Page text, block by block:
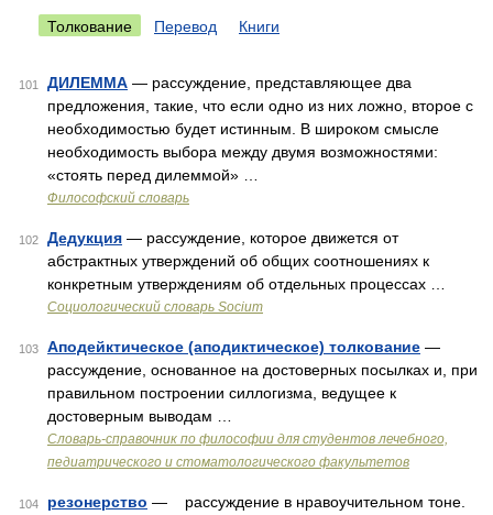
Толкование Перевод Книги
101 ДИЛЕММА — рассуждение, представляющее два
предложения, такие, что если одно из них ложно, второе с
необходимостью будет истинным. В широком смысле
необходимость выбора между двумя возможностями:
«стоять перед дилеммой» …
Философский словарь
102 Дедукция — рассуждение, которое движется от
абстрактных утверждений об общих соотношениях к
конкретным утверждениям об отдельных процессах …
Социологический словарь Socium
103 Аподейктическое (аподиктическое) толкование —
рассуждение, основанное на достоверных посылках и, при
правильном построении силлогизма, ведущее к
достоверным выводам …
Словарь-справочник по философии для студентов лечебного,
педиатрического и стоматологического факультетов
104 резонерство — рассуждение в нравоучительном тоне.